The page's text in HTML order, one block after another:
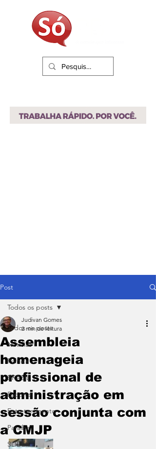
Post
Todos os posts
Notícias
Política
BRASIL
Esporte
Entretenimento
Paraíba
SLIDER
Todos os posts
Assembleia
homenageia
profissional de
administração em
sessão conjunta com
a CMJP
Judivan Gomes
2 min de leitura